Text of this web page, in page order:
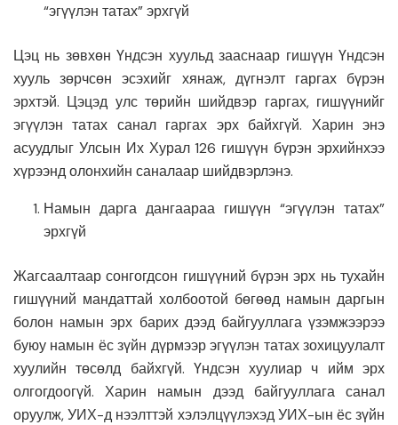
“эгүүлэн татах” эрхгүй
Цэц нь зөвхөн Үндсэн хуульд зааснаар гишүүн Үндсэн
хууль зөрчсөн эсэхийг хянаж, дүгнэлт гаргах бүрэн
эрхтэй. Цэцэд улс төрийн шийдвэр гаргах, гишүүнийг
эгүүлэн татах санал гаргах эрх байхгүй. Харин энэ
асуудлыг Улсын Их Хурал 126 гишүүн бүрэн эрхийнхээ
хүрээнд олонхийн саналаар шийдвэрлэнэ.
Намын дарга дангаараа гишүүн “эгүүлэн татах”
эрхгүй
Жагсаалтаар сонгогдсон гишүүний бүрэн эрх нь тухайн
гишүүний мандаттай холбоотой бөгөөд намын даргын
болон намын эрх барих дээд байгууллага үзэмжээрээ
буюу намын ёс зүйн дүрмээр эгүүлэн татах зохицуулалт
хуулийн төсөлд байхгүй. Үндсэн хуулиар ч ийм эрх
олгогдоогүй. Харин намын дээд байгууллага санал
оруулж, УИХ-д нээлттэй хэлэлцүүлэхэд УИХ-ын ёс зүйн